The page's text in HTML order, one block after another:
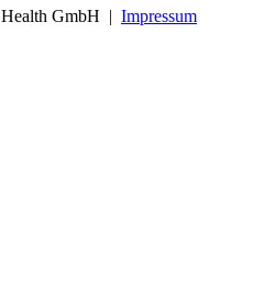
Health GmbH | Impressum